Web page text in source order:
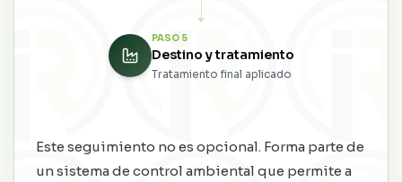
PASO 5
Destino y tratamiento
Tratamiento final aplicado
Este seguimiento no es opcional. Forma parte de
un sistema de control ambiental que permite a